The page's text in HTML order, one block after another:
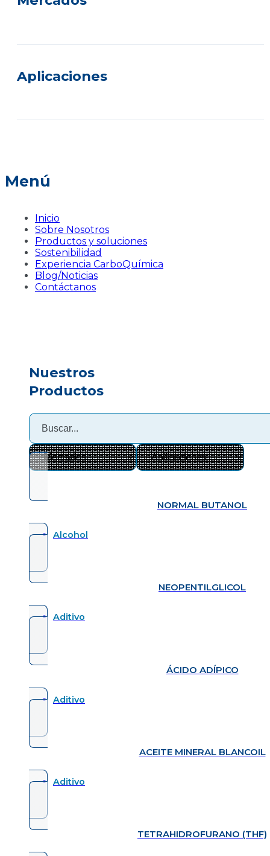
Aplicaciones
Menú
Inicio
Sobre Nosotros
Productos y soluciones
Sostenibilidad
Experiencia CarboQuímica
Blog/Noticias
Contáctanos
Nuestros
Productos
NORMAL BUTANOL
Alcohol
NEOPENTILGLICOL
Aditivo
ÁCIDO ADÍPICO
Aditivo
ACEITE MINERAL BLANCOIL
Aditivo
TETRAHIDROFURANO (THF)